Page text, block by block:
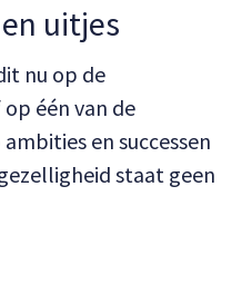
uitjes
nu op de
één van de
en successen
staat geen